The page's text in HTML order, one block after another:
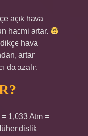
açık hava
hacmi artar.
hava
artan
da azalır.
1,033 Atm =